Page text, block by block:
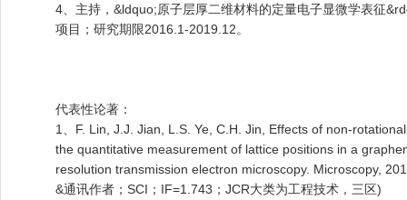
4、主持，&ldquo;原子层厚二维材料的定量电子显微学表征
项目；研究期限2016.1-2019.12。
代表性论著：
1、F. Lin, J.J. Jian, L.S. Ye, C.H. Jin, Effects of non-
the quantitative measurement of lattice positions in a
resolution transmission electron microscopy. Microscopy,
&通讯作者；SCI；IF=1.743；JCR大类为工程技术，三区)